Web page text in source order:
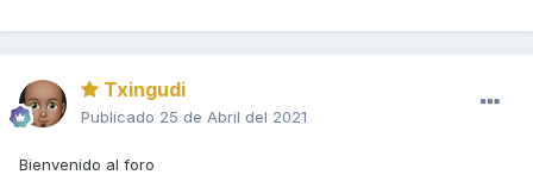
Txingudi
Publicado 25 de Abril del 2021
Bienvenido al foro